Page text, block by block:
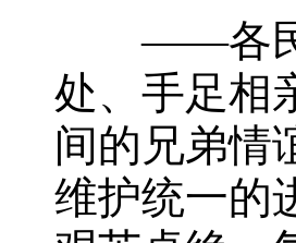
——各民族
处、手足相
间的兄弟情
维护统一的